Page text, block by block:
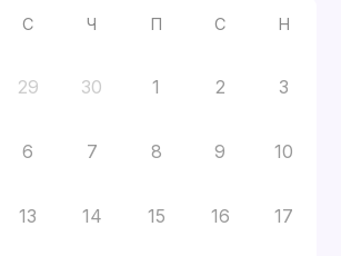
С Ч П С Н
29 30 1 2 3
6 7 8 9 10
13 14 15 16 17